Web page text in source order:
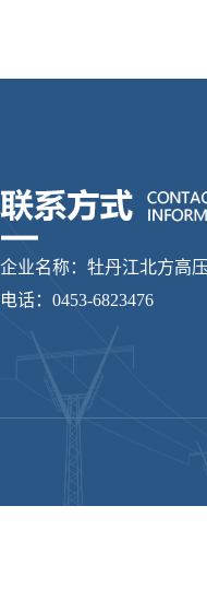
企业名称：牡丹江北方高
电话：0453-6823476